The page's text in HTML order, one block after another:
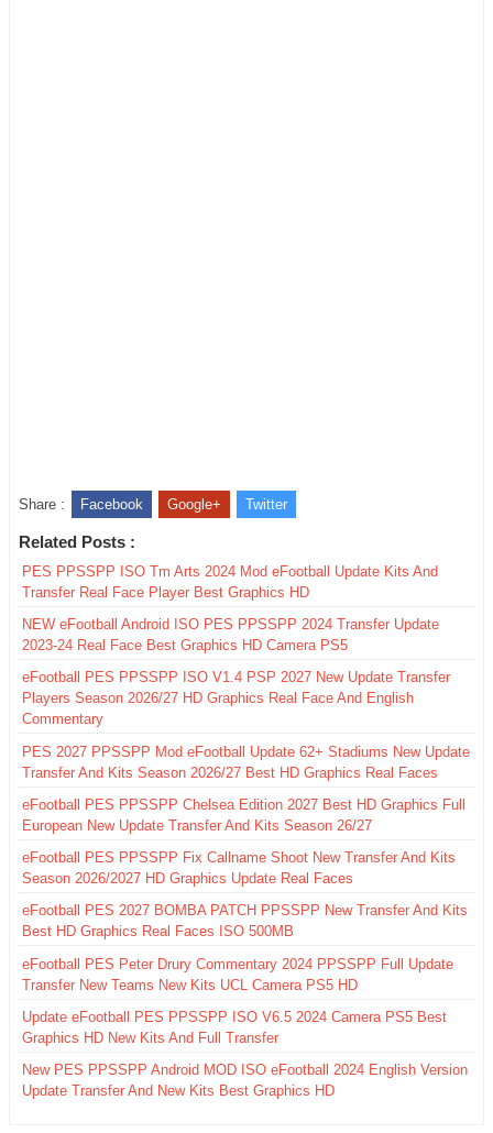
Share : Facebook Google+ Twitter
Related Posts :
PES PPSSPP ISO Tm Arts 2024 Mod eFootball Update Kits And
Transfer Real Face Player Best Graphics HD
NEW eFootball Android ISO PES PPSSPP 2024 Transfer Update
2023-24 Real Face Best Graphics HD Camera PS5
eFootball PES PPSSPP ISO V1.4 PSP 2027 New Update Transfer
Players Season 2026/27 HD Graphics Real Face And English
Commentary
PES 2027 PPSSPP Mod eFootball Update 62+ Stadiums New Update
Transfer And Kits Season 2026/27 Best HD Graphics Real Faces
eFootball PES PPSSPP Chelsea Edition 2027 Best HD Graphics Full
European New Update Transfer And Kits Season 26/27
eFootball PES PPSSPP Fix Callname Shoot New Transfer And Kits
Season 2026/2027 HD Graphics Update Real Faces
eFootball PES 2027 BOMBA PATCH PPSSPP New Transfer And Kits
Best HD Graphics Real Faces ISO 500MB
eFootball PES Peter Drury Commentary 2024 PPSSPP Full Update
Transfer New Teams New Kits UCL Camera PS5 HD
Update eFootball PES PPSSPP ISO V6.5 2024 Camera PS5 Best
Graphics HD New Kits And Full Transfer
New PES PPSSPP Android MOD ISO eFootball 2024 English Version
Update Transfer And New Kits Best Graphics HD